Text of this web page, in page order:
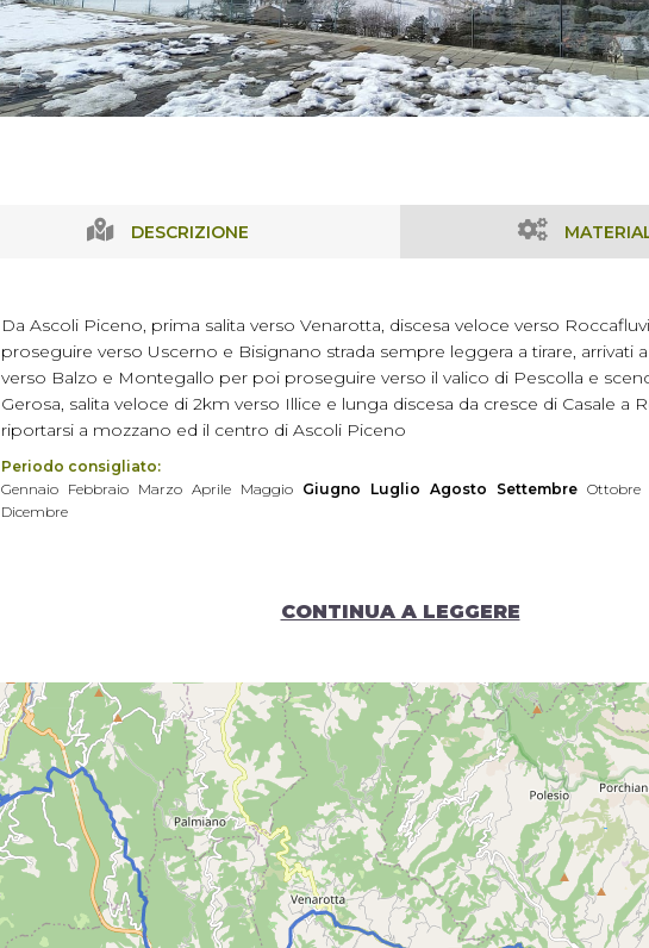
DESCRIZIONE
Da Ascoli Piceno, prima salita verso Venarotta, discesa veloce verso
proseguire verso Uscerno e Bisignano strada sempre leggera a tirare, arrivati
verso Balzo e Montegallo per poi proseguire verso il valico di Pescolla e
Gerosa, salita veloce di 2km verso Illice e lunga discesa da cresce di Casale a
riportarsi a mozzano ed il centro di Ascoli Piceno
Periodo consigliato:
Gennaio Febbraio Marzo Aprile Maggio Giugno Luglio Agosto Settembre Ottobre
Dicembre
CONTINUA A LEGGERE